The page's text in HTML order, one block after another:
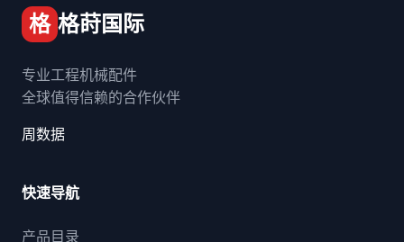
格 格莳国际
专业工程机械配件
全球值得信赖的合作伙伴
周数据
快速导航
产品目录